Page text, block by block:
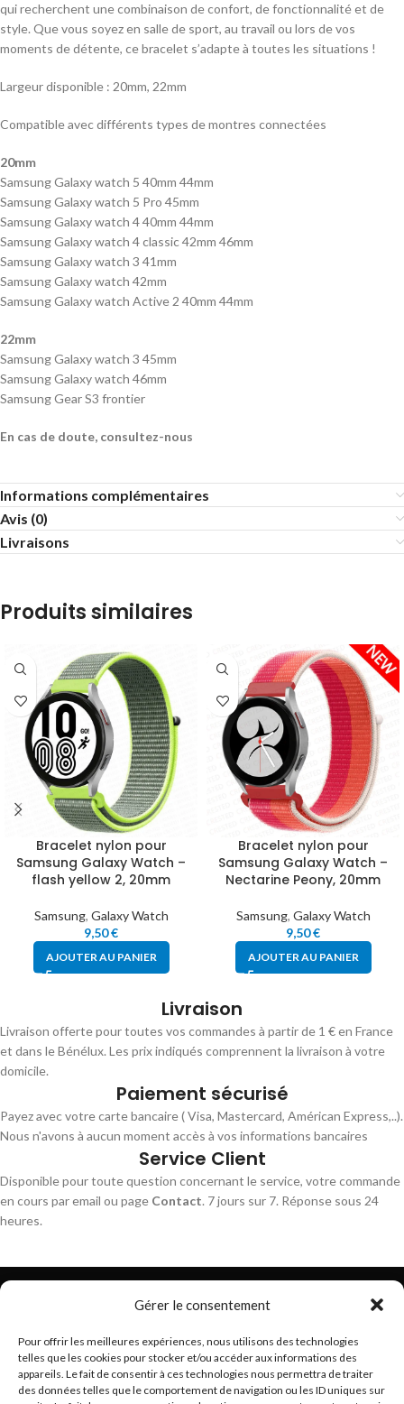
Gérer le consentement
Pour offrir les meilleures expériences, nous utilisons des technologies
telles que les cookies pour stocker et/ou accéder aux informations des
appareils. Le fait de consentir à ces technologies nous permettra de traiter
des données telles que le comportement de navigation ou les ID uniques sur
qui recherchent une combinaison de confort, de fonctionnalité et de
style. Que vous soyez en salle de sport, au travail ou lors de vos
moments de détente, ce bracelet s’adapte à toutes les situations !
Largeur disponible : 20mm, 22mm
Compatible avec différents types de montres connectées
20mm
Samsung Galaxy watch 5 40mm 44mm
Samsung Galaxy watch 5 Pro 45mm
Samsung Galaxy watch 4 40mm 44mm
Samsung Galaxy watch 4 classic 42mm 46mm
Samsung Galaxy watch 3 41mm
Samsung Galaxy watch 42mm
Samsung Galaxy watch Active 2 40mm 44mm
22mm
Samsung Galaxy watch 3 45mm
Samsung Galaxy watch 46mm
Samsung Gear S3 frontier
En cas de doute, consultez-nous
Informations complémentaires
Avis (0)
Livraisons
Produits similaires
Bracelet nylon pour
Samsung Galaxy Watch –
flash yellow 2, 20mm
Samsung, Galaxy Watch
9,50€
AJOUTER AU PANIER
Bracelet nylon pour
Samsung Galaxy Watch –
Nectarine Peony, 20mm
Samsung, Galaxy Watch
9,50€
AJOUTER AU PANIER
Livraison
Livraison offerte pour toutes vos commandes à partir de 1 € en France
et dans le Bénélux. Les prix indiqués comprennent la livraison à votre
domicile.
Paiement sécurisé
Payez avec votre carte bancaire ( Visa, Mastercard, Américan Express,..).
Nous n'avons à aucun moment accès à vos informations bancaires
Service Client
Disponible pour toute question concernant le service, votre commande
en cours par email ou page Contact. 7 jours sur 7. Réponse sous 24
heures.
Trouvez les meilleurs bracelets de montres connectés
hello@braceletsmartwatch.com